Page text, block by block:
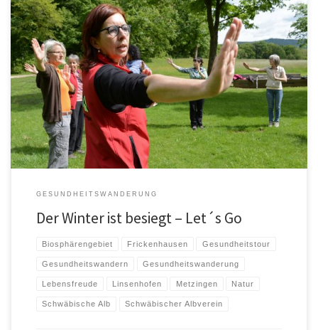
Mit dem April erwacht die Natur endgültig zum Leben, und wir lassen den
Winter hinter uns! Ab April starten wir […]
GESUNDHEITSWANDERUNG
Der Winter ist besiegt – Let´s Go
Biosphärengebiet Frickenhausen Gesundheitstour
Gesundheitswandern Gesundheitswanderung
Lebensfreude Linsenhofen Metzingen Natur
Schwäbische Alb Schwäbischer Albverein